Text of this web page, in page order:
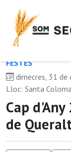
FESTES
dimecres, 31
Lloc: Santa
Cap
de